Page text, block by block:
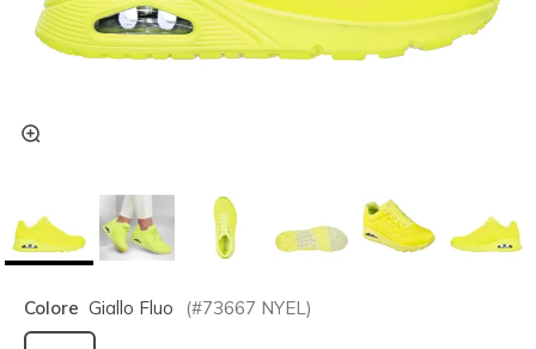
Colore Giallo Fluo (#73667 NYEL )